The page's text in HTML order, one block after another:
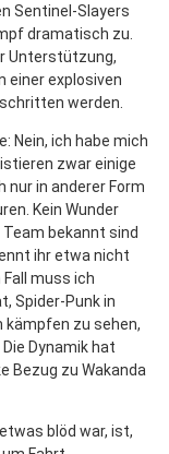
Sentinel-Slayers
dramatisch zu.
Unterstützung,
einer explosiven
werden.
Nein, ich habe mich
zwar einige
nur in anderer Form
Kein Wunder
bekannt sind
ihr etwa nicht
muss ich
Spider-Punk in
kämpfen zu sehen,
Dynamik hat
Bezug zu Wakanda
blöd war, ist,